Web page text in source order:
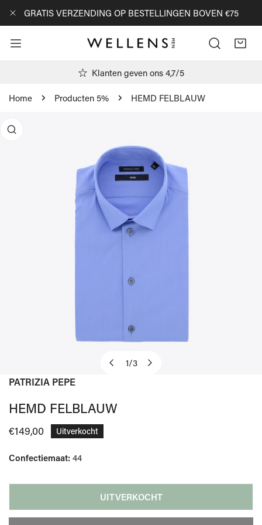
NAAR ARTIKEL
GRATIS VERZENDING OP BESTELLINGEN BOVEN €75
Klanten geven ons 4,7/5
Home Producten 5% HEMD FELBLAUW
1/3
OPEN MEDIA IN GALERIJWEERGAVE
PATRIZIA PEPE
HEMD FELBLAUW
Normale
€149,00 Uitverkocht
Confectiemaat: 44
UITVERKOCHT